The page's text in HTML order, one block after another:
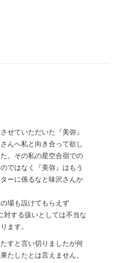
せていただいた『美弥』
んへ私と向き合って欲し
。その私の星空合宿での
ではなく『美弥』はもう
ーに係るなと味沢さんか
場も設けてもらえず
対する扱いとしては不当な
ます。
すと言い切りましたが何
たしたとは言えません。